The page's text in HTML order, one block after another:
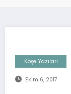
Köşe Yazıları
Ekim 6, 2017